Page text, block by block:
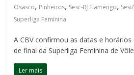
Osasco, Pinheiros, Sesc-RJ Flamengo,
Superliga Feminina
A CBV confirmou as datas e
de final da Superliga Feminina de
Ler mais